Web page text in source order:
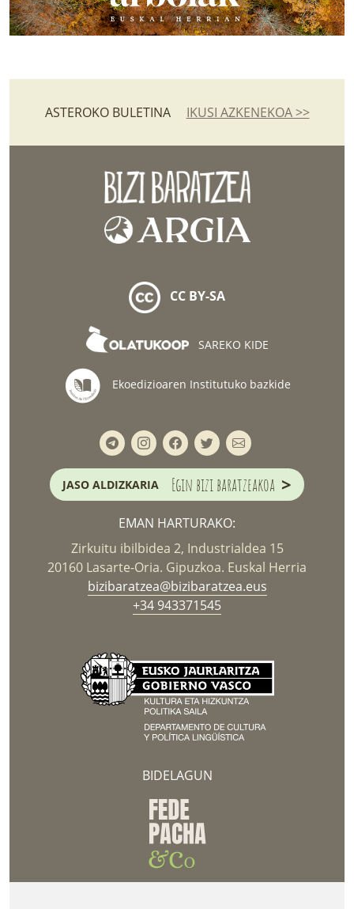
ASTEROKO BULETINA IKUSI AZKENEKOA >>
CC BY-SA
SAREKO KIDE
Ekoedizioaren Institutuko bazkide
JASO ALDIZKARIA Egin bizi baratzeakoa >
EMAN HARTURAKO:
Zirkuitu ibilbidea 2, Industrialdea 15
20160 Lasarte-Oria. Gipuzkoa. Euskal Herria
bizibaratzea@bizibaratzea.eus
+34 943371545
BIDELAGUN